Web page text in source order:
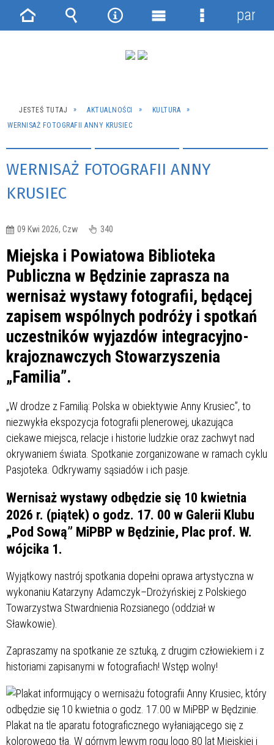
JESTEŚ TUTAJ AKTUALNOŚCI
KULTURA
WERNISAŻ FOTOGRAFII ANNY KRUSIEC
WERNISAŻ FOTOGRAFII ANNY
KRUSIEC
09 Kwi 2026, Czw 340
Miejska i Powiatowa Biblioteka
Publiczna w Będzinie zaprasza na
wernisaż wystawy fotografii, będącej
zapisem wspólnych podróży i spotkań
uczestników wyjazdów integracyjno-
krajoznawczych Stowarzyszenia
„Familia”.
„W drodze z Familią: Polska w obiektywie Anny Krusiec”, to
niezwykła ekspozycja fotografii plenerowej, ukazująca
ciekawe miejsca, relacje i historie ludzkie oraz zachwyt nad
okrywaniem świata. Spotkanie zorganizowane w ramach cyklu
Pasjoteka. Odkrywamy sąsiadów i ich pasje.
Wernisaż wystawy odbędzie się 10 kwietnia
2026 r. (piątek) o godz. 17. 00 w Galerii Klubu
„Pod Sową” MiPBP w Będzinie, Plac prof. W.
wójcika 1.
Wyjątkowy nastrój spotkania dopełni oprawa artystyczna w
wykonaniu Katarzyny Adamczyk–Drożyńskiej z Polskiego
Towarzystwa Stwardnienia Rozsianego (oddział w
Sławkowie).
Zapraszamy na spotkanie ze sztuką, z drugim człowiekiem i z
historiami zapisanymi w fotografiach! Wstęp wolny!
Strona Wyszukiwarka
NarzędziaMenu
Menu
panel